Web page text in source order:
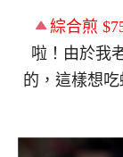
綜合煎
啦！由於我
的，這樣想